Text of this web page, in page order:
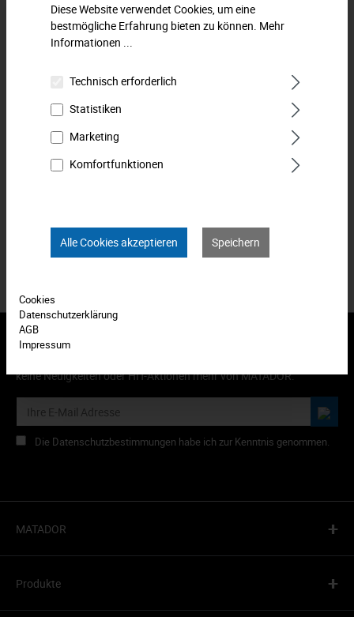
Steckschlüssel-Einsatz lang, 12,5 mm (1/2"), 21 mm. Für
metrische und zöllige Muttern geeignet. Der Steckschlüssel-
Technische Daten
Bewertungen
keine Neuigkeiten oder HIT-Aktionen mehr von MATADOR.
Die Datenschutzbestimmungen habe ich zur Kenntnis genommen.
MATADOR +
Produkte +
Diese Website verwendet Cookies, um eine
bestmögliche Erfahrung bieten zu können. Mehr
Informationen ...
Technisch erforderlich
Statistiken
Marketing
Komfortfunktionen
Alle Cookies akzeptieren Speichern
Cookies
Datenschutzerklärung
AGB
Impressum